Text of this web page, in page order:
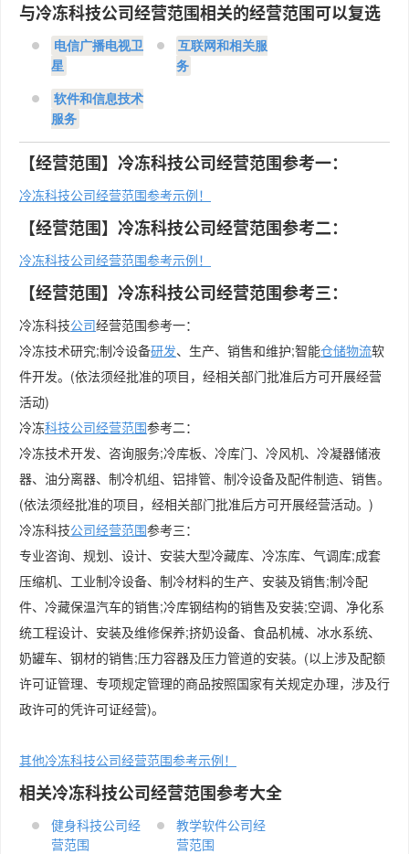
与冷冻科技公司经营范围相关的经营范围可以复选
电信广播电视卫
星
互联网和相关服
务
软件和信息技术
服务
【经营范围】冷冻科技公司经营范围参考一：
冷冻科技公司经营范围参考示例！
【经营范围】冷冻科技公司经营范围参考二：
冷冻科技公司经营范围参考示例！
【经营范围】冷冻科技公司经营范围参考三：
冷冻科技公司经营范围参考一：
冷冻技术研究;制冷设备研发、生产、销售和维护;智能仓储物流软
件开发。(依法须经批准的项目，经相关部门批准后方可开展经营
活动)
冷冻科技公司经营范围参考二：
冷冻技术开发、咨询服务;冷库板、冷库门、冷风机、冷凝器储液
器、油分离器、制冷机组、铝排管、制冷设备及配件制造、销售。
(依法须经批准的项目，经相关部门批准后方可开展经营活动。)
冷冻科技公司经营范围参考三：
专业咨询、规划、设计、安装大型冷藏库、冷冻库、气调库;成套
压缩机、工业制冷设备、制冷材料的生产、安装及销售;制冷配
件、冷藏保温汽车的销售;冷库钢结构的销售及安装;空调、净化系
统工程设计、安装及维修保养;挤奶设备、食品机械、冰水系统、
奶罐车、钢材的销售;压力容器及压力管道的安装。(以上涉及配额
许可证管理、专项规定管理的商品按照国家有关规定办理，涉及行
政许可的凭许可证经营)。
其他冷冻科技公司经营范围参考示例！
相关冷冻科技公司经营范围参考大全
健身科技公司经
营范围
教学软件公司经
营范围